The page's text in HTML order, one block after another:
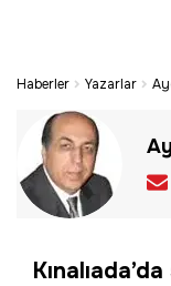
Haberler Yazarlar